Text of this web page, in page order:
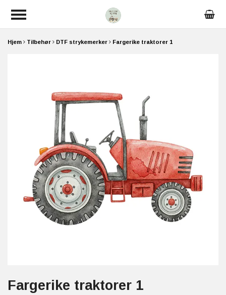
Hjem Tilbehør DTF strykemerker Fargerike traktorer 1
Fargerike traktorer 1